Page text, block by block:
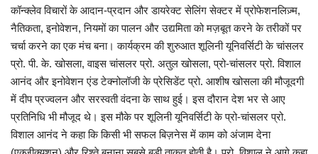
कॉन्क्लेव विचारों के आदान-प्रदान और डायरेक्ट सेलिंग सेक्टर में प्रोफेशनलिज़्म,
नैतिकता, इनोवेशन, नियमों का पालन और उद्यमिता को मज़बूत करने के तरीकों पर
चर्चा करने का एक मंच बना। कार्यक्रम की शुरुआत शूलिनी यूनिवर्सिटी के चांसलर
प्रो. पी. के. खोसला, वाइस चांसलर प्रो. अतुल खोसला, प्रो-चांसलर प्रो. विशाल
आनंद और इनोवेशन एंड टेक्नोलॉजी के प्रेसिडेंट प्रो. आशीष खोसला की मौजूदगी
में दीप प्रज्वलन और सरस्वती वंदना के साथ हुई। इस दौरान देश भर से आए
प्रतिनिधि भी मौजूद थे। इस मौके पर शूलिनी यूनिवर्सिटी के प्रो-चांसलर प्रो.
विशाल आनंद ने कहा कि किसी भी सफल बिज़नेस में काम को अंजाम देना